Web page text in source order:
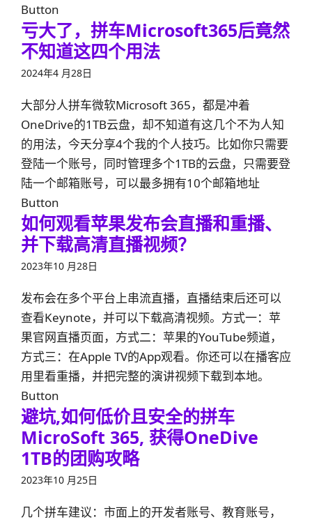
Button
亏大了，拼车Microsoft365后竟然
不知道这四个用法
2024年4 月28日
大部分人拼车微软Microsoft 365，都是冲着
OneDrive的1TB云盘，却不知道有这几个不为人知
的用法，今天分享4个我的个人技巧。比如你只需要
登陆一个账号，同时管理多个1TB的云盘，只需要登
陆一个邮箱账号，可以最多拥有10个邮箱地址
Button
如何观看苹果发布会直播和重播、
并下载高清直播视频？
2023年10 月28日
发布会在多个平台上串流直播，直播结束后还可以
查看Keynote，并可以下载高清视频。方式一：苹
果官网直播页面，方式二：苹果的YouTube频道，
方式三：在Apple TV的App观看。你还可以在播客应
用里看重播，并把完整的演讲视频下载到本地。
Button
避坑,如何低价且安全的拼车
MicroSoft 365, 获得OneDive
1TB的团购攻略
2023年10 月25日
几个拼车建议：市面上的开发者账号、教育账号，